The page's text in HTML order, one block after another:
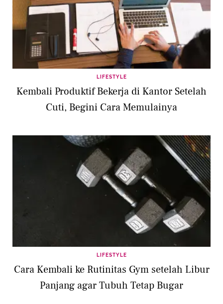
LIFESTYLE
Kembali Produktif Bekerja di Kantor Setelah
Cuti, Begini Cara Memulainya
LIFESTYLE
Cara Kembali ke Rutinitas Gym setelah Libur
Panjang agar Tubuh Tetap Bugar